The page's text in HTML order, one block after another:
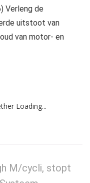
Verleng de
uitstoot van
van motor- en
Loading...
M/cycli, stopt